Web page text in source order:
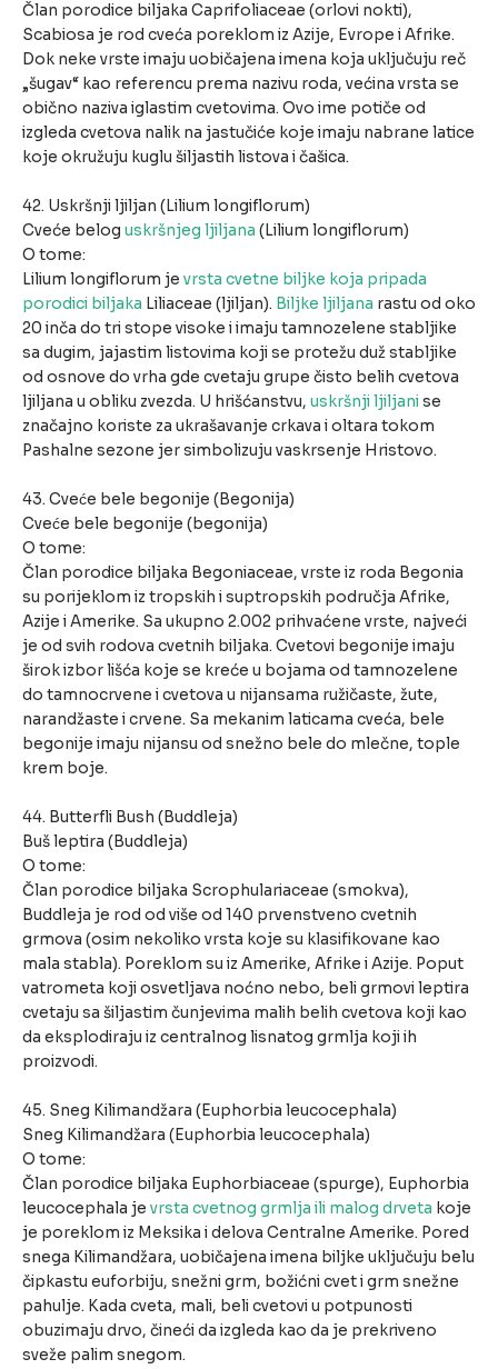
Član porodice biljaka Caprifoliaceae (orlovi nokti),
Scabiosa je rod cveća poreklom iz Azije, Evrope i Afrike.
Dok neke vrste imaju uobičajena imena koja uključuju reč
„šugav“ kao referencu prema nazivu roda, većina vrsta se
obično naziva iglastim cvetovima. Ovo ime potiče od
izgleda cvetova nalik na jastučiće koje imaju nabrane latice
koje okružuju kuglu šiljastih listova i čašica.
42. Uskršnji ljiljan (Lilium longiflorum)
Cveće belog uskršnjeg ljiljana (Lilium longiflorum)
O tome:
Lilium longiflorum je vrsta cvetne biljke koja pripada
porodici biljaka Liliaceae (ljiljan). Biljke ljiljana rastu od oko
20 inča do tri stope visoke i imaju tamnozelene stabljike
sa dugim, jajastim listovima koji se protežu duž stabljike
od osnove do vrha gde cvetaju grupe čisto belih cvetova
ljiljana u obliku zvezda. U hrišćanstvu, uskršnji ljiljanise
značajno koriste za ukrašavanje crkava i oltara tokom
Pashalne sezone jer simbolizuju vaskrsenje Hristovo.
43. Cveće bele begonije (Begonija)
Cveće bele begonije (begonija)
O tome:
Član porodice biljaka Begoniaceae, vrste iz roda Begonia
su porijeklom iz tropskih i suptropskih područja Afrike,
Azije i Amerike. Sa ukupno 2.002 prihvaćene vrste, najveći
je od svih rodova cvetnih biljaka. Cvetovi begonije imaju
širok izbor lišća koje se kreće u bojama od tamnozelene
do tamnocrvene i cvetova u nijansama ružičaste, žute,
narandžaste i crvene. Sa mekanim laticama cveća, bele
begonije imaju nijansu od snežno bele do mlečne, tople
krem boje.
44. Butterfli Bush (Buddleja)
Buš leptira (Buddleja)
O tome:
Član porodice biljaka Scrophulariaceae (smokva),
Buddleja je rod od više od 140 prvenstveno cvetnih
grmova (osim nekoliko vrsta koje su klasifikovane kao
mala stabla). Poreklom su iz Amerike, Afrike i Azije. Poput
vatrometa koji osvetljava noćno nebo, beli grmovi leptira
cvetaju sa šiljastim čunjevima malih belih cvetova koji kao
da eksplodiraju iz centralnog lisnatog grmlja koji ih
proizvodi.
45. Sneg Kilimandžara (Euphorbia leucocephala)
Sneg Kilimandžara (Euphorbia leucocephala)
O tome:
Član porodice biljaka Euphorbiaceae (spurge), Euphorbia
leucocephala je vrsta cvetnog grmlja ili malog drveta koje
je poreklom iz Meksika i delova Centralne Amerike. Pored
snega Kilimandžara, uobičajena imena biljke uključuju belu
čipkastu euforbiju, snežni grm, božićni cvet i grm snežne
pahulje. Kada cveta, mali, beli cvetovi u potpunosti
obuzimaju drvo, čineći da izgleda kao da je prekriveno
sveže palim snegom.